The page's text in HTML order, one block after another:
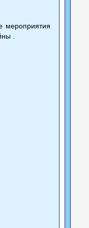
мероприятия
.